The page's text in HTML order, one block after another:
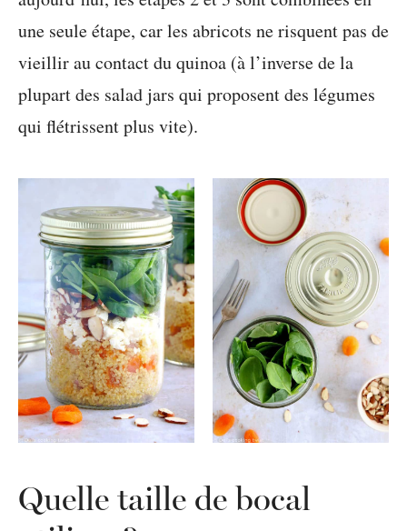
une seule étape, car les abricots ne risquent pas de
vieillir au contact du quinoa (à l’inverse de la
plupart des salad jars qui proposent des légumes
qui flétrissent plus vite).
Quelle taille de bocal